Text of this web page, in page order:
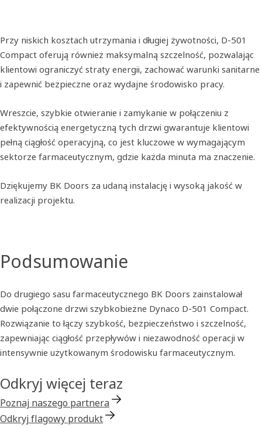
Przy niskich kosztach utrzymania i długiej żywotności, D-501
Compact oferują również maksymalną szczelność, pozwalając
klientowi ograniczyć straty energii, zachować warunki sanitarne
i zapewnić bezpieczne oraz wydajne środowisko pracy.
Wreszcie, szybkie otwieranie i zamykanie w połączeniu z
efektywnością energetyczną tych drzwi gwarantuje klientowi
pełną ciągłość operacyjną, co jest kluczowe w wymagającym
sektorze farmaceutycznym, gdzie każda minuta ma znaczenie.
Dziękujemy BK Doors za udaną instalację i wysoką jakość w
realizacji projektu.
Podsumowanie
Do drugiego sasu farmaceutycznego BK Doors zainstalował
dwie połączone drzwi szybkobieżne Dynaco D-501 Compact.
Rozwiązanie to łączy szybkość, bezpieczeństwo i szczelność,
zapewniając ciągłość przepływów i niezawodność operacji w
intensywnie użytkowanym środowisku farmaceutycznym.
Odkryj więcej teraz
Poznaj naszego partnera
Odkryj flagowy produkt